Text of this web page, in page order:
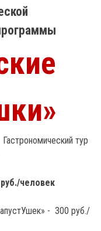
тур
человек
- 300 руб./